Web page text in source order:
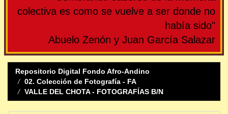
colectiva es como se vuelve a ser donde no
había sido"
Abuelo Zenón y Juan García Salazar
Repositorio Digital Fondo Afro-Andino
02. Colección de Fotografía - FA
VALLE DEL CHOTA - FOTOGRAFÍAS B/N